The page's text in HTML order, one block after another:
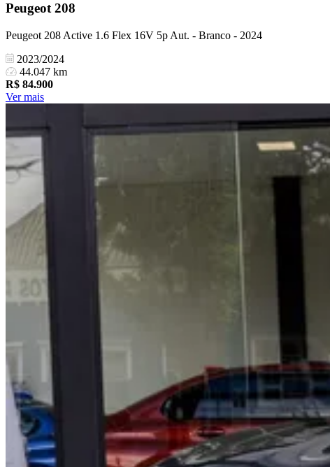
Peugeot 208
Peugeot 208 Active 1.6 Flex 16V 5p Aut. - Branco - 2024
2023/2024
44.047 km
R$ 84.900
Ver mais